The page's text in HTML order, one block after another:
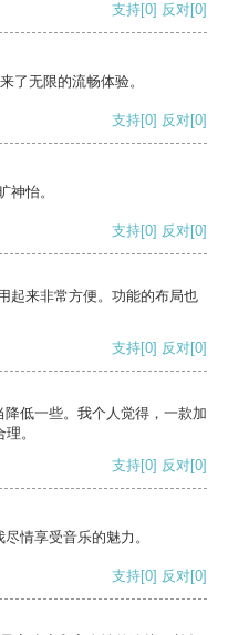
支持[0] 反对[0]
了无限的流畅体验。
支持[0] 反对[0]
神怡。
支持[0] 反对[0]
起来非常方便。功能的布局也
支持[0] 反对[0]
低一些。我个人觉得，一款加
。
支持[0] 反对[0]
情享受音乐的魅力。
支持[0] 反对[0]